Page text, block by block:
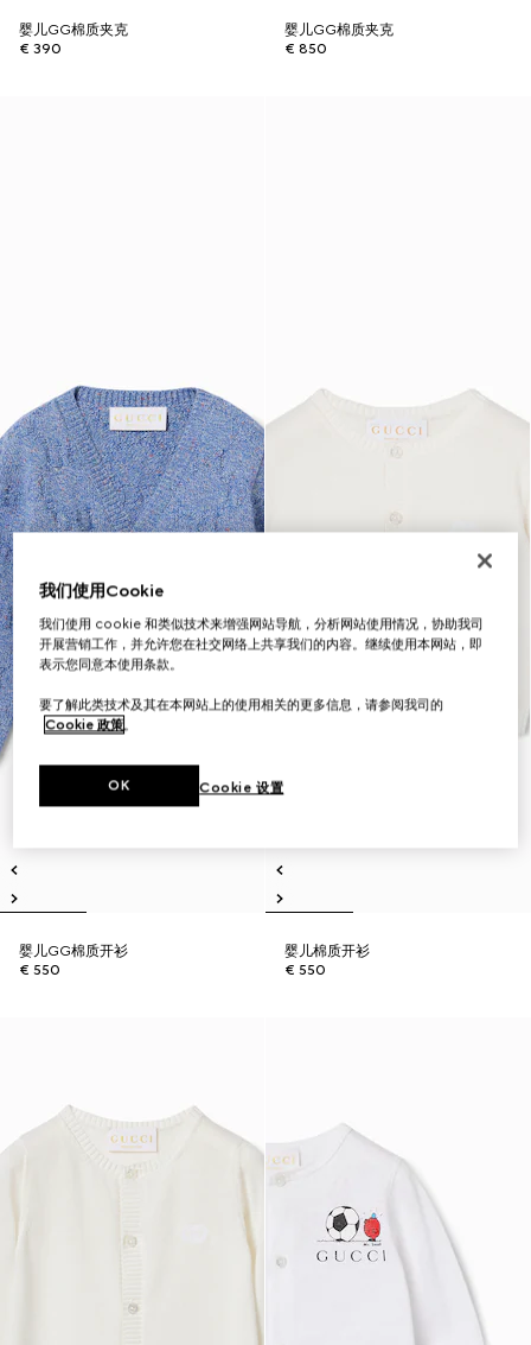
婴儿GG棉质夹克
€ 390
婴儿GG棉质夹克
€ 850
婴儿GG棉质开衫
€ 550
婴儿棉质开衫
€ 550
我们使用Cookie
我们使用 cookie 和类似技术来增强网站导航，分析网站使用情况，协助我司
开展营销工作，并允许您在社交网络上共享我们的内容。继续使用本网站，即
表示您同意本使用条款。
要了解此类技术及其在本网站上的使用相关的更多信息，请参阅我司的
Cookie 政策。
Cookie 设置
OK